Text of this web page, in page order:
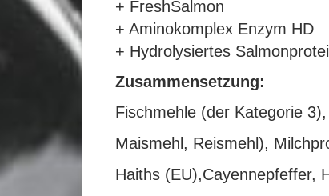
+ FreshSalmon
+ Aminokomplex Enzym HD
+ Hydrolysiertes
Zusammensetzung:
Fischmehle (der Kategorie
Maismehl, Reismehl),
Haiths (EU),Cayennepfeffer,